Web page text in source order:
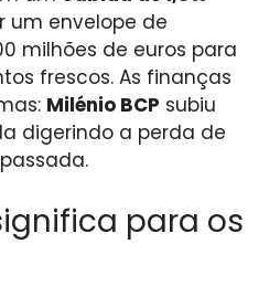
um envelope de
milhões de euros para
frescos. As finanças
Milénio BCP subiu
digerindo a perda de
para os